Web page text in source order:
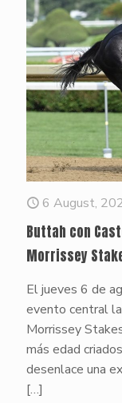
6 August,
Buttah con
Morrissey
El jueves 6 de
evento central
Morrissey
más edad
desenlace una
[…]